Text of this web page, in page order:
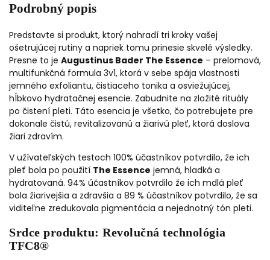
Podrobný popis
Predstavte si produkt, ktorý nahradí tri kroky vašej
ošetrujúcej rutiny a napriek tomu prinesie skvelé výsledky.
Presne to je Augustinus Bader The Essence – prelomová,
multifunkčná formula 3v1, ktorá v sebe spája vlastnosti
jemného exfoliantu, čistiaceho tonika a osviežujúcej,
hĺbkovo hydratačnej esencie. Zabudnite na zložité rituály
po čistení pleti. Táto esencia je všetko, čo potrebujete pre
dokonale čistú, revitalizovanú a žiarivú pleť, ktorá doslova
žiari zdravím.
V užívateľských testoch 100% účastníkov potvrdilo, že ich
pleť bola po použití The Essence jemná, hladká a
hydratovaná. 94% účastníkov potvrdilo že ich mdlá pleť
bola žiarivejšia a zdravšia a 89 % účastníkov potvrdilo, že sa
viditeľne zredukovala pigmentácia a nejednotný tón pleti.
Srdce produktu: Revolučná technológia
TFC8®